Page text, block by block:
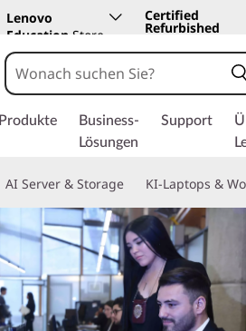
Lenovo
Education Store
Certified
Refurbished
Produkte
Business-
Lösungen
Support
AI Server & Storage KI-Laptops &